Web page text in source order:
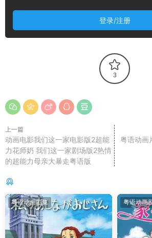
登录/注册
3
上一篇
动画电影我们这一家电影版2超能
力花师奶 我们这一家剧场版2热情
的超能力母亲大暴走粤语版
粤语动画
粤语动画剧集 粤语动画